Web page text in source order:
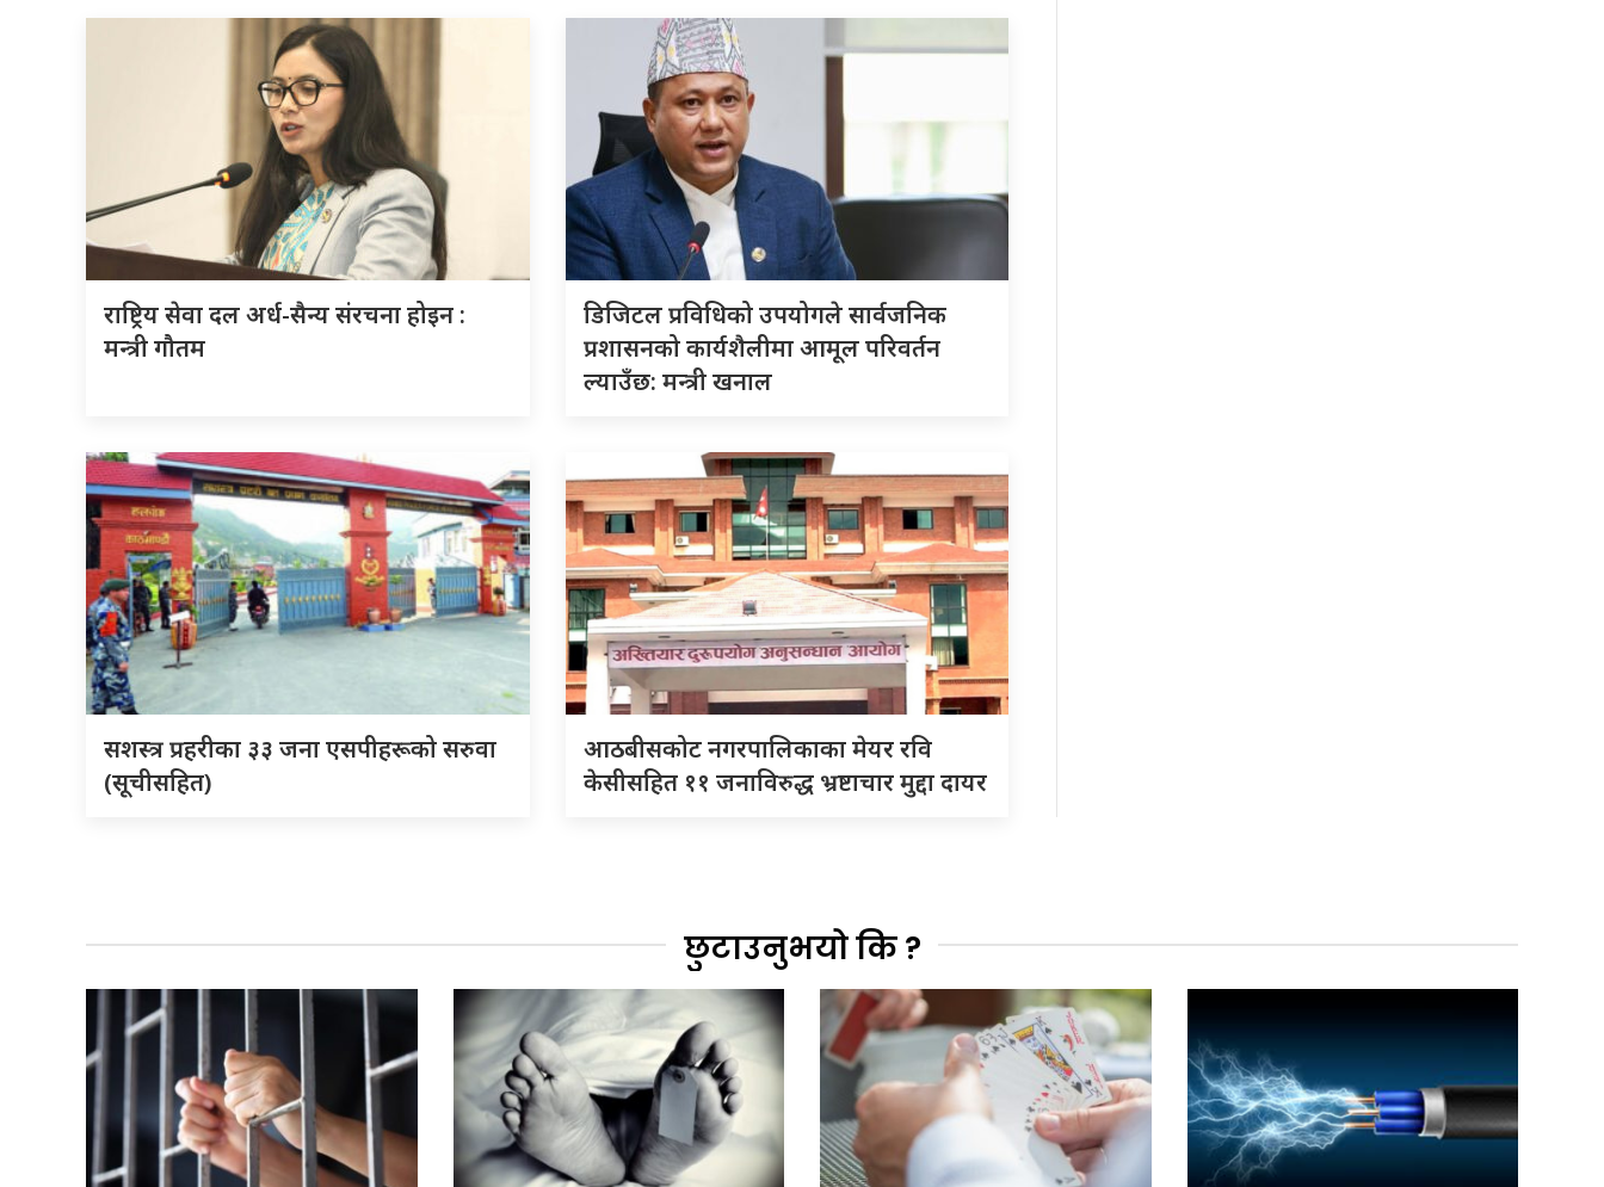
राष्ट्रिय सेवा दल अर्ध-सैन्य संरचना होइन :
मन्त्री गौतम
डिजिटल प्रविधिको उपयोगले सार्वजनिक
प्रशासनको कार्यशैलीमा आमूल परिवर्तन
ल्याउँछ: मन्त्री खनाल
सशस्त्र प्रहरीका ३३ जना एसपीहरूको सरुवा
(सूचीसहित)
आठबीसकोट नगरपालिकाका मेयर रवि
केसीसहित ११ जनाविरुद्ध भ्रष्टाचार मुद्दा दायर
छुटाउनुभयो कि ?